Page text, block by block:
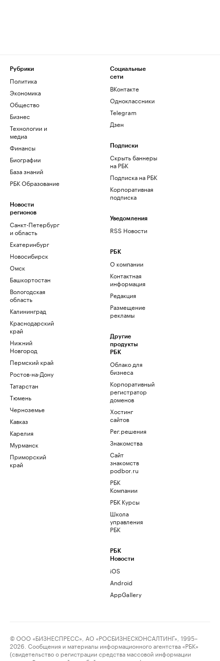
Рубрики
Политика
Экономика
Общество
Бизнес
Технологии и
медиа
Финансы
Биографии
База знаний
РБК Образование
Новости
регионов
Санкт-Петербург
и область
Екатеринбург
Новосибирск
Омск
Башкортостан
Вологодская
область
Калининград
Краснодарский
край
Нижний
Новгород
Пермский край
Ростов-на-Дону
Татарстан
Тюмень
Черноземье
Кавказ
Карелия
Мурманск
Приморский
край
Социальные
сети
ВКонтакте
Одноклассники
Telegram
Дзен
Подписки
Скрыть баннеры
на РБК
Подписка на РБК
Корпоративная
подписка
Уведомления
RSS Новости
РБК
О компании
Контактная
информация
Редакция
Размещение
рекламы
Другие
продукты
РБК
Облако для
бизнеса
Корпоративный
регистратор
доменов
Хостинг
сайтов
Рег.решения
Знакомства
Сайт
знакомств
podbor.ru
РБК
Компании
РБК Курсы
Школа
управления
РБК
РБК
Новости
iOS
Android
AppGallery
© ООО «БИЗНЕСПРЕСС», АО «РОСБИЗНЕСКОНСАЛТИНГ», 1995–
2026. Сообщения и материалы информационного агентства «РБК»
(свидетельство о регистрации средства массовой информации